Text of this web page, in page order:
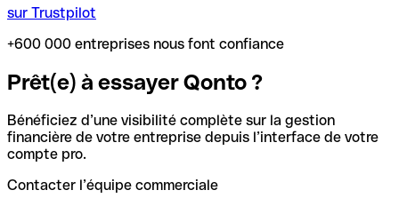
sur Trustpilot
+600 000 entreprises nous font confiance
Prêt(e) à essayer Qonto ?
Bénéficiez d’une visibilité complète sur la gestion
financière de votre entreprise depuis l’interface de votre
compte pro.
Contacter l’équipe commerciale